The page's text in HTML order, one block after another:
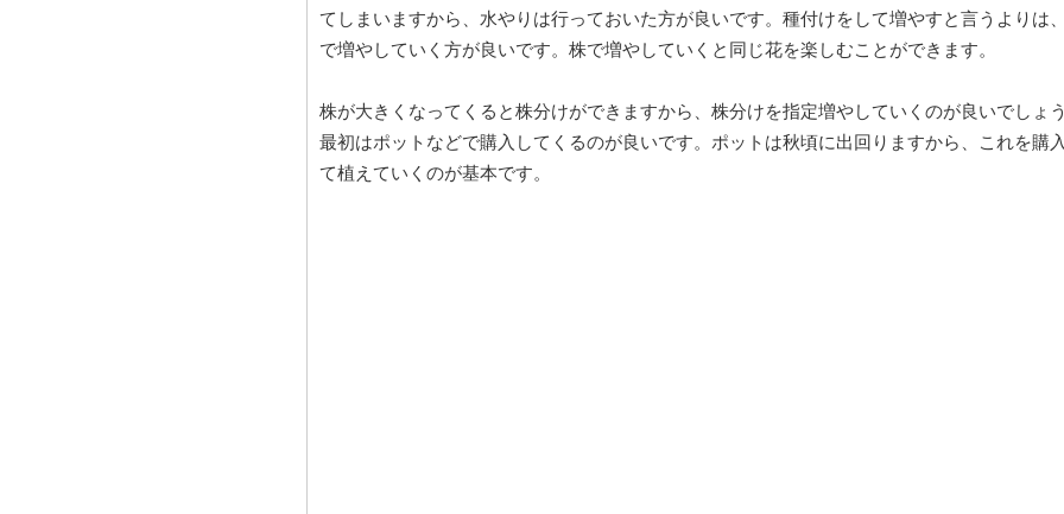
てしまいますから、水やりは行っておいた方が良いです。種付けをして増やすと言うよりは
で増やしていく方が良いです。株で増やしていくと同じ花を楽しむことができます。
株が大きくなってくると株分けができますから、株分けを指定増やしていくのが良いでしょ
最初はポットなどで購入してくるのが良いです。ポットは秋頃に出回りますから、これを購
て植えていくのが基本です。